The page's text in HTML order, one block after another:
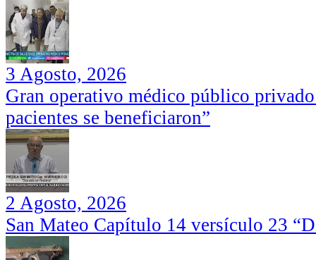
3 Agosto, 2026
Gran operativo médico público
pacientes se beneficiaron”
2 Agosto, 2026
San Mateo Capítulo 14 versículo 23